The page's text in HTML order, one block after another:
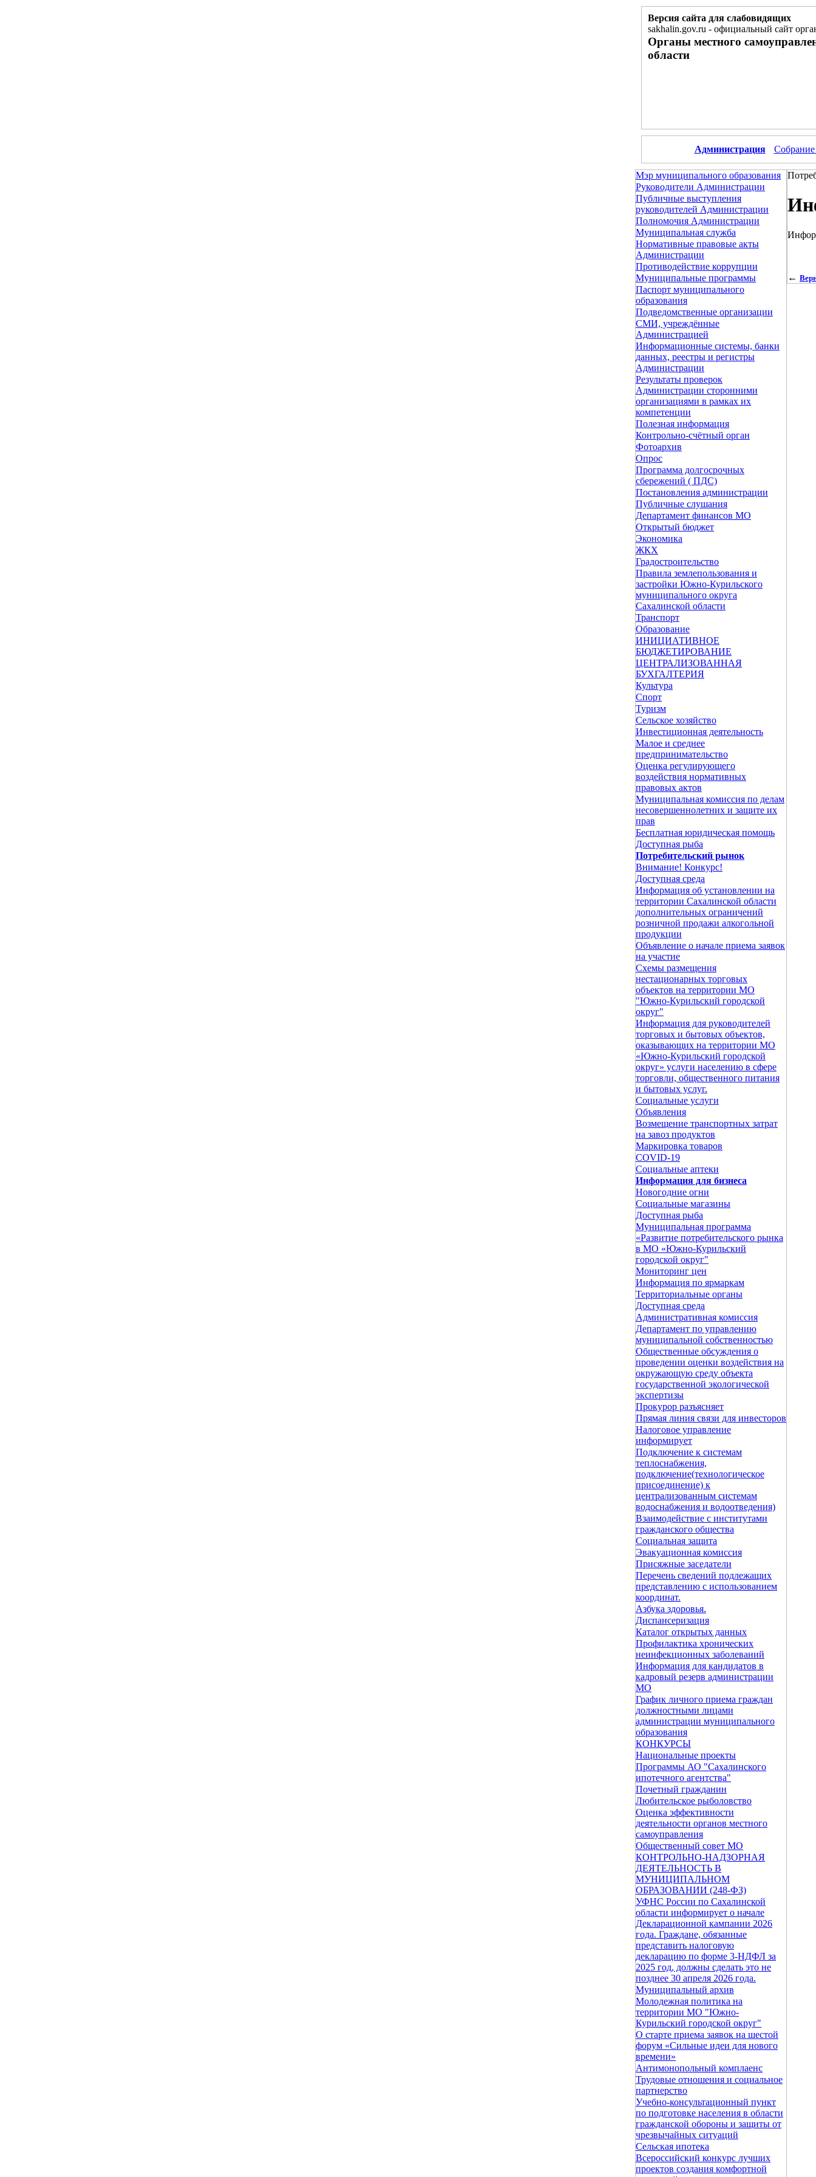
Версия сайта для слабовидящих
sakhalin.gov.ru - официальный сайт
Органы местного
области
Администрация Собрание
Мэр муниципального образования
Руководители Администрации
Публичные выступления
руководителей Администрации
Полномочия Администрации
Муниципальная служба
Нормативные правовые акты
Администрации
Противодействие коррупции
Муниципальные программы
Паспорт муниципального
образования
Подведомственные организации
СМИ, учреждённые
Администрацией
Информационные системы, банки
данных, реестры и регистры
Администрации
Результаты проверок
Администрации сторонними
организациями в рамках их
компетенции
Полезная информация
Контрольно-счётный орган
Фотоархив
Опрос
Программа долгосрочных
сбережений ( ПДС)
Постановления администрации
Публичные слушания
Департамент финансов МО
Открытый бюджет
Экономика
ЖКХ
Градостроительство
Правила землепользования и
застройки Южно-Курильского
муниципального округа
Сахалинской области
Транспорт
Образование
ИНИЦИАТИВНОЕ
БЮДЖЕТИРОВАНИЕ
ЦЕНТРАЛИЗОВАННАЯ
БУХГАЛТЕРИЯ
Культура
Спорт
Туризм
Сельское хозяйство
Инвестиционная деятельность
Малое и среднее
предпринимательство
Оценка регулирующего
воздействия нормативных
правовых актов
Муниципальная комиссия по делам
несовершеннолетних и защите их
прав
Бесплатная юридическая помощь
Доступная рыба
Потребительский рынок
Внимание! Конкурс!
Доступная среда
Информация об установлении на
территории Сахалинской области
дополнительных ограничений
розничной продажи алкогольной
продукции
Объявление о начале приема заявок
на участие
Схемы размещения
нестационарных торговых
объектов на территории МО
"Южно-Курильский городской
округ"
Информация для руководителей
торговых и бытовых объектов,
оказывающих на территории МО
«Южно-Курильский городской
округ» услуги населению в сфере
торговли, общественного питания
и бытовых услуг.
Социальные услуги
Объявления
Возмещение транспортных затрат
на завоз продуктов
Маркировка товаров
COVID-19
Социальные аптеки
Информация для бизнеса
Новогодние огни
Социальные магазины
Доступная рыба
Муниципальная программа
«Развитие потребительского рынка
в МО «Южно-Курильский
городской округ"
Мониторинг цен
Информация по ярмаркам
Территориальные органы
Доступная среда
Административная комиссия
Департамент по управлению
муниципальной собственностью
Общественные обсуждения о
проведении оценки воздействия на
окружающую среду объекта
государственной экологической
экспертизы
Прокурор разъясняет
Прямая линия связи для инвесторов
Налоговое управление
информирует
Подключение к системам
теплоснабжения,
подключение(технологическое
присоединение) к
централизованным системам
водоснабжения и водоотведения)
Взаимодействие с институтами
гражданского общества
Социальная защита
Эвакуационная комиссия
Присяжные заседатели
Перечень сведений подлежащих
представлению с использованием
координат.
Азбука здоровья.
Диспансеризация
Каталог открытых данных
Профилактика хронических
неинфекционных заболеваний
Информация для кандидатов в
кадровый резерв администрации
МО
График личного приема граждан
должностными лицами
администрации муниципального
образования
КОНКУРСЫ
Национальные проекты
Программы АО "Сахалинского
ипотечного агентства"
Почетный гражданин
Любительское рыболовство
Оценка эффективности
деятельности органов местного
самоуправления
Общественный совет МО
КОНТРОЛЬНО-НАДЗОРНАЯ
ДЕЯТЕЛЬНОСТЬ В
МУНИЦИПАЛЬНОМ
ОБРАЗОВАНИИ (248-ФЗ)
УФНС России по Сахалинской
области информирует о начале
Декларационной кампании 2026
года. Граждане, обязанные
представить налоговую
декларацию по форме 3-НДФЛ за
2025 год, должны сделать это не
позднее 30 апреля 2026 года.
Муниципальный архив
Молодежная политика на
территории МО "Южно-
Курильский городской округ"
О старте приема заявок на шестой
форум «Сильные идеи для нового
времени»
Антимонопольный комплаенс
Трудовые отношения и социальное
партнерство
Учебно-консультационный пункт
по подготовке населения в области
гражданской обороны и защиты от
чрезвычайных ситуаций
Сельская ипотека
Всероссийский конкурс лучших
проектов создания комфортной
←